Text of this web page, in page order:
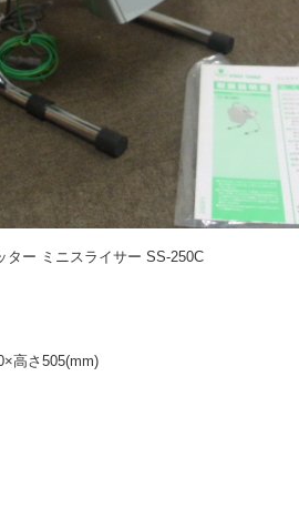
ター ミニスライサー SS-250C
高さ505(mm)